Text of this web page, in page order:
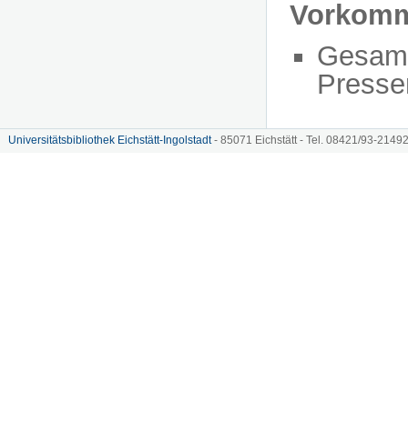
Universitätsbibliothek Eichstätt-Ingolstadt- 85071 Eichstätt - Tel. 08421/93-